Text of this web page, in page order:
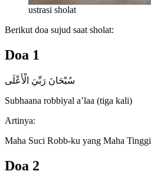
ustrasi sholat
Berikut doa sujud saat sholat:
Doa 1
سُبْحَانَ رَبِّيَ الْأَعْلَى
Subhaana robbiyal a’laa (tiga kali)
Artinya:
Maha Suci Robb-ku yang Maha Tinggi
Doa 2